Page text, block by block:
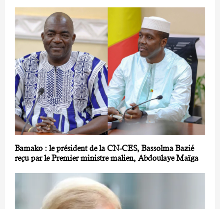
Bamako : le président de la CN-CES, Bassolma Bazié
reçu par le Premier ministre malien, Abdoulaye Maïga